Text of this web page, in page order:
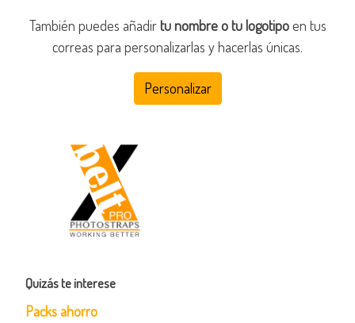
También puedes añadirtu nombre o tu logotipoen tus
correas para personalizarlas y hacerlas únicas.
Personalizar
Quizás te interese
Packs ahorro